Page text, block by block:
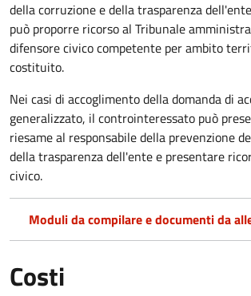
della corruzione e della trasparenza
può proporre ricorso al Tribunale
difensore civico competente per ambito
costituito.
Nei casi di accoglimento della domanda di
generalizzato, il controinteressato può
riesame al responsabile della prevenzione
della trasparenza dell'ente e presentare
civico.
Moduli da compilare e documenti da
Costi